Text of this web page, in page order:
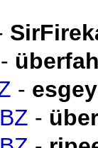
-
- esgey
-